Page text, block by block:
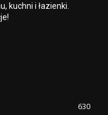
kuchni i łazienki.
630